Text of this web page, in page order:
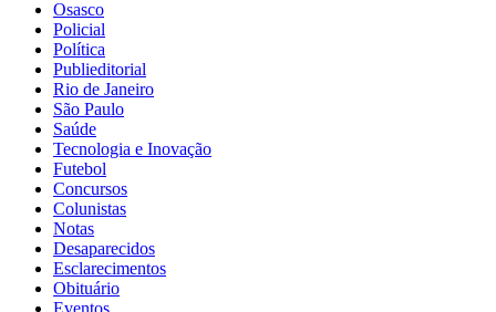
Osasco
Policial
Política
Publieditorial
Rio de Janeiro
São Paulo
Saúde
Tecnologia e Inovação
Futebol
Concursos
Colunistas
Notas
Desaparecidos
Esclarecimentos
Obituário